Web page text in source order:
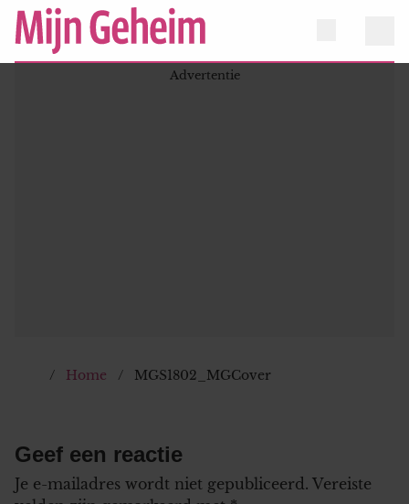
Home MGS1802_MGCover
Geef een reactie
Je e-mailadres wordt niet gepubliceerd. Vereiste